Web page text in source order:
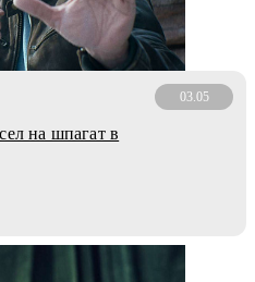
03.05
на шпагат в